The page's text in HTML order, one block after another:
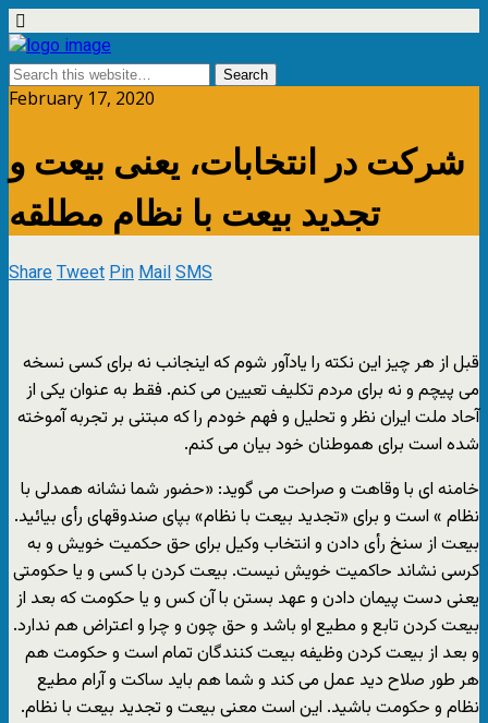
February 17, 2020
شرکت در انتخابات، یعنی بیعت و
تجدید بیعت با نظام مطلقه
ShareTweetPinMailSMS
قبل از هر چیز این نکته را یادآور شوم که اینجانب نه برای کسی نسخه
می پیچم و نه برای مردم تکلیف تعیین می کنم. فقط به عنوان یکی از
آحاد ملت ایران نظر و تحلیل و فهم خودم را که مبتنی بر تجربه آموخته
شده است برای هموطنان خود بیان می کنم.
خامنه ای با وقاهت و صراحت می گوید: «حضور شما نشانه همدلی با
نظام » است و برای «تجدید بیعت با نظام» بپای صندوقهای رأی بیائید.
بیعت از سنخ رأی دادن و انتخاب وکیل برای حق حکمیت خویش و به
کرسی نشاند حاکمیت خویش نیست. بیعت کردن با کسی و یا حکومتی
یعنی دست پیمان دادن و عهد بستن با آن کس و یا حکومت که بعد از
بیعت کردن تابع و مطیع او باشد و حق چون و چرا و اعتراض هم ندارد.
و بعد از بیعت کردن وظیفه بیعت کنندگان تمام است و حکومت هم
هر طور صلاح دید عمل می کند و شما هم باید ساکت و آرام مطیع
نظام و حکومت باشید. این است معنی بیعت و تجدید بیعت با نظام.